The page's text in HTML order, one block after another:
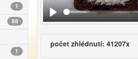
1
88
1
počet zhlédnutí: 41207x